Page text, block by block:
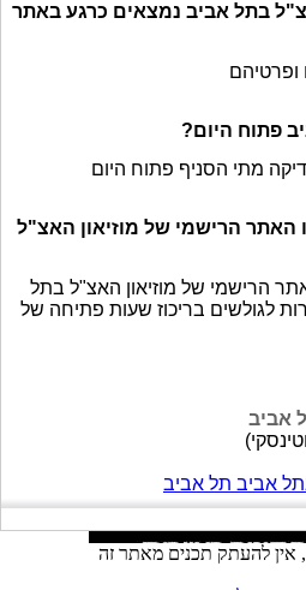
בתל אביב נמצאים כרגע באתר
פתוח היום?
מתי הסניף פתוח היום
הרישמי של מוזיאון האצ"ל
הרישמי של מוזיאון האצ"ל בתל
לגולשים בריכוז שעות פתיחה של
אביב
אביב תל אביב
אין להעתק תכנים מאתר זה